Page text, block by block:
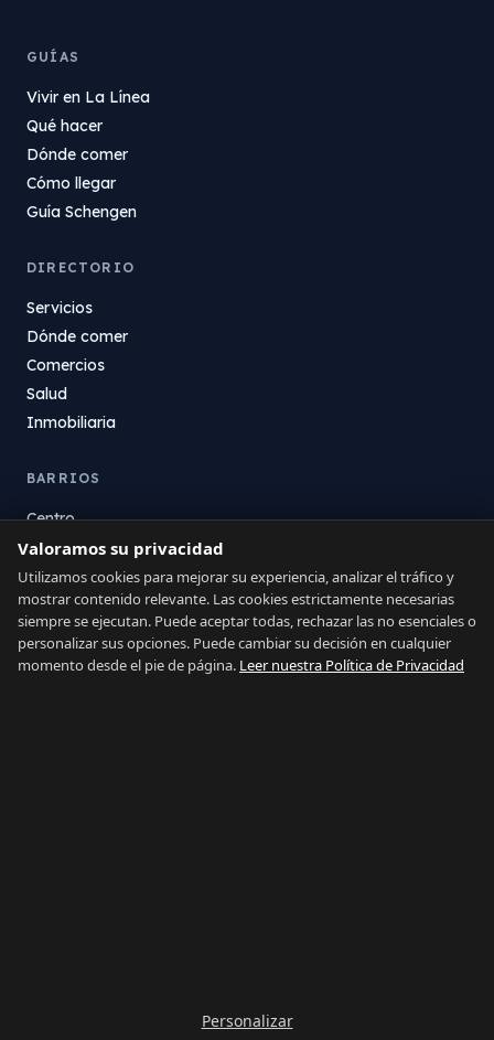
GUÍAS
Vivir en La Línea
Qué hacer
Dónde comer
Cómo llegar
Guía Schengen
DIRECTORIO
Servicios
Dónde comer
Comercios
Salud
Inmobiliaria
BARRIOS
Centro
La Atunara
Poniente
El Zabal
Santa Margarita
La Alcaidesa
Valoramos su privacidad
Utilizamos cookies para mejorar su experiencia, analizar el tráfico y
mostrar contenido relevante. Las cookies estrictamente necesarias
siempre se ejecutan. Puede aceptar todas, rechazar las no esenciales o
personalizar sus opciones. Puede cambiar su decisión en cualquier
momento desde el pie de página. Leer nuestra Política de Privacidad
Personalizar